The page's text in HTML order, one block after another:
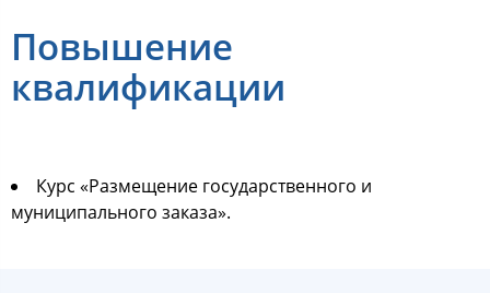
Пoвышение
квалификации
Курс «Размещение государственного и
муниципального заказа».